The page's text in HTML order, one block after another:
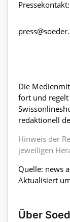
Pressekontakt:
Die
fort und
redaktionell
Hinweis der
jeweiligen
Quelle: news
Aktualisiert
Über